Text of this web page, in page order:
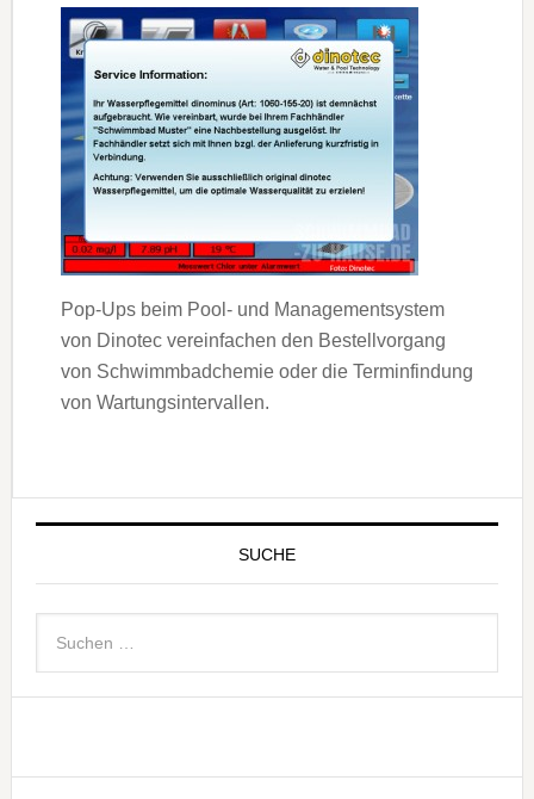
Pop-Ups beim Pool- und Managementsystem
von Dinotec vereinfachen den Bestellvorgang
von Schwimmbadchemie oder die Terminfindung
von Wartungsintervallen.
SUCHE